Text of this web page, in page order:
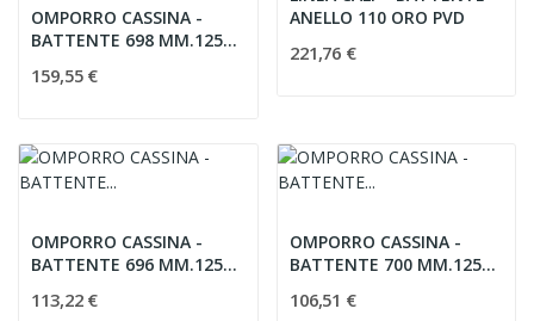
OMPORRO CASSINA -
BATTENTE 698 MM.125
159,55 €
ANELLO 110 ORO PVD
221,76 €
OMPORRO CASSINA -
BATTENTE 696 MM.125
113,22 €
OMPORRO CASSINA -
BATTENTE 700 MM.125
106,51 €